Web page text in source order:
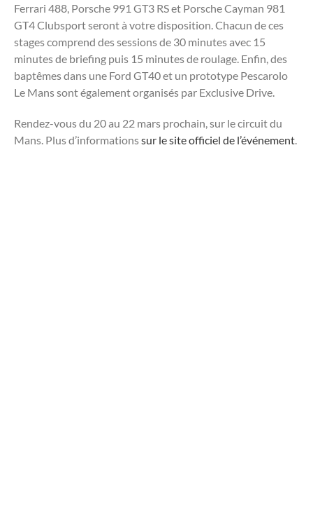
Ferrari 488, Porsche 991 GT3 RS et Porsche Cayman 981
GT4 Clubsport seront à votre disposition. Chacun de ces
stages comprend des sessions de 30 minutes avec 15
minutes de briefing puis 15 minutes de roulage. Enfin, des
baptêmes dans une Ford GT40 et un prototype Pescarolo
Le Mans sont également organisés par Exclusive Drive.
Rendez-vous du 20 au 22 mars prochain, sur le circuit du
Mans. Plus d’informationssur le site officiel de l’événement.